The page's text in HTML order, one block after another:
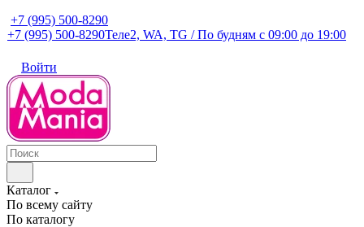
+7 (995) 500-8290
+7 (995) 500-8290Теле2, WA, TG / По будням c 09:00 до 19:00
Войти
Каталог
По всему сайту
По каталогу